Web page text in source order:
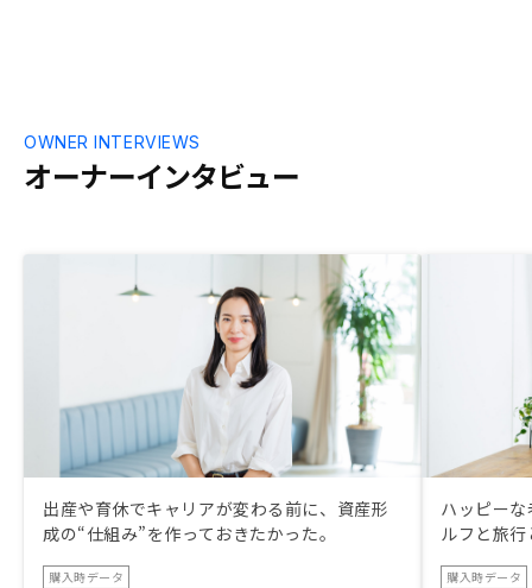
オーナーインタビュー
OWNER INTERVIEWS
出産や育休でキャリアが変わる前に、資産形
成の“仕組み”を作っておきたかった。
購入時データ
ハッピー
ルフと旅
購入時データ